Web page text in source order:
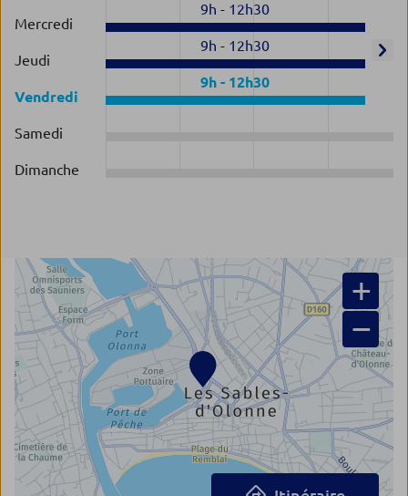
Mercredi
9h - 12h30
Jeudi
9h - 12h30
Vendredi
9h - 12h30
Samedi
Dimanche
+
−